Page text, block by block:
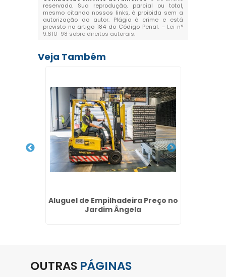
reservado. Sua reprodução, parcial ou total,
mesmo citando nossos links, é proibida sem a
autorização do autor. Plágio é crime e está
previsto no artigo 184 do Código Penal. – Lei n°
9.610-98 sobre direitos autorais.
Veja Também
Aluguel de Empilhadeira Preço no
Jardim Ângela
OUTRAS PÁGINAS